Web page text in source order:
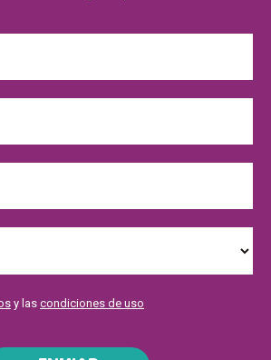
y las condiciones de uso